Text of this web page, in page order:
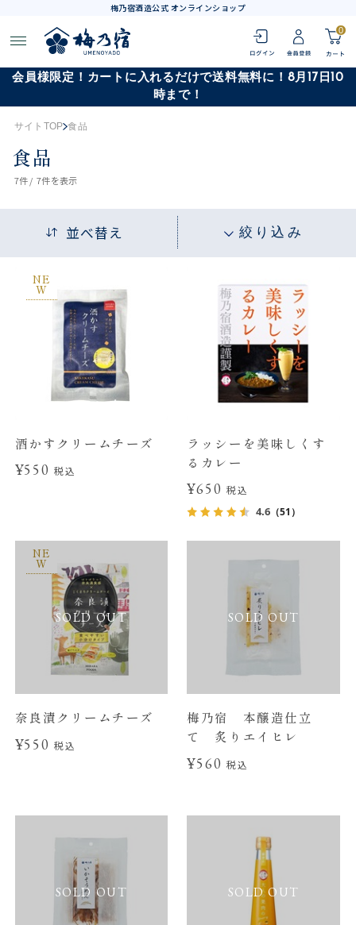
梅乃宿酒造公式 オンラインショップ
0
会員様限定！カートに入れるだけで送料無料に！8月17日10
時まで！
サイトTOP 食品
食品
7件 / 7件を表示
並べ替え 絞り込み
NE
W
酒かすクリームチーズ
¥550税込
ラッシーを美味しくす
るカレー
¥650税込
4.6 （51）
SOLD OUT
NE
W
奈良漬クリームチーズ
¥550税込
SOLD OUT
梅乃宿 本醸造仕立
て 炙りエイヒレ
¥560税込
SOLD OUT SOLD OUT